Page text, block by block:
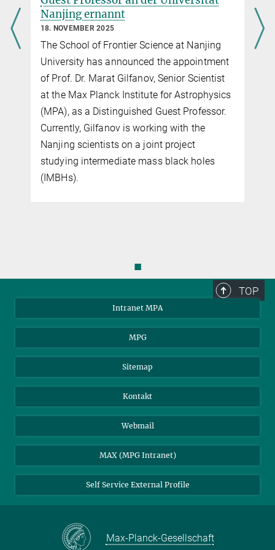
Nanjing ernannt
18. NOVEMBER 2025
The School of Frontier Science at Nanjing
University has announced the appointment
of Prof. Dr. Marat Gilfanov, Senior Scientist
at the Max Planck Institute for Astrophysics
(MPA), as a Distinguished Guest Professor.
Currently, Gilfanov is working with the
Nanjing scientists on a joint project
studying intermediate mass black holes
(IMBHs).
◼
TOP
Intranet MPA
MPG
Sitemap
Kontakt
Webmail
MAX (MPG Intranet)
Self Service External Profile
Max-Planck-Gesellschaft